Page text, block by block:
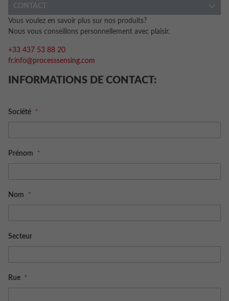
CONTACT
Vous voulez en savoir plus sur nos produits?
Nous vous conseillons personnellement avec plaisir.
+33 437 53 88 20
fr.info@processsensing.com
INFORMATIONS DE CONTACT:
Société
Prénom
Nom
Secteur
Rue